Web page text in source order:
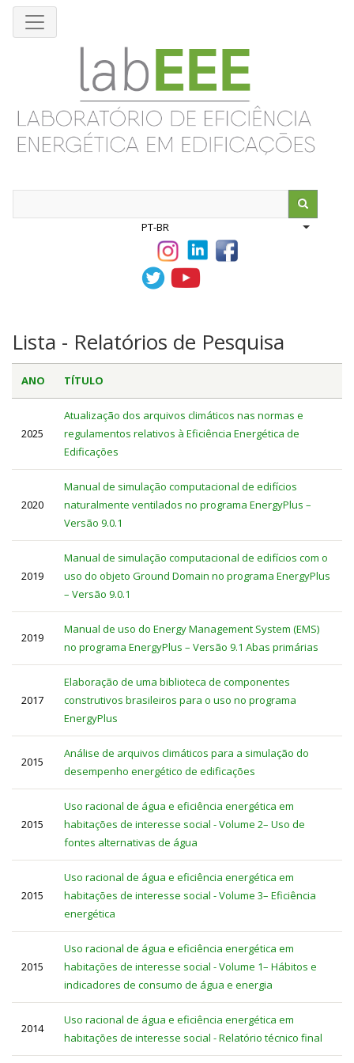
Pular
PT-BR
List
Lista - Relatórios de Pesquisa
ANO TÍTULO
2025
Atualização dos arquivos climáticos nas normas e
regulamentos relativos à Eficiência Energética de
Edificações
2020
Manual de simulação computacional de edifícios
naturalmente ventilados no programa EnergyPlus –
Versão 9.0.1
2019
Manual de simulação computacional de edifícios com o
uso do objeto Ground Domain no programa EnergyPlus
– Versão 9.0.1
2019
Manual de uso do Energy Management System (EMS)
no programa EnergyPlus – Versão 9.1 Abas primárias
2017
Elaboração de uma biblioteca de componentes
construtivos brasileiros para o uso no programa
EnergyPlus
2015
Análise de arquivos climáticos para a simulação do
desempenho energético de edificações
2015
Uso racional de água e eficiência energética em
habitações de interesse social - Volume 2– Uso de
fontes alternativas de água
2015
Uso racional de água e eficiência energética em
habitações de interesse social - Volume 3– Eficiência
energética
2015
Uso racional de água e eficiência energética em
habitações de interesse social - Volume 1– Hábitos e
indicadores de consumo de água e energia
2014
Uso racional de água e eficiência energética em
habitações de interesse social - Relatório técnico final